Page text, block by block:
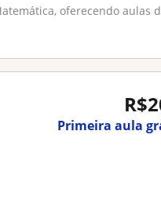
oferecendo aulas
Primeira aula